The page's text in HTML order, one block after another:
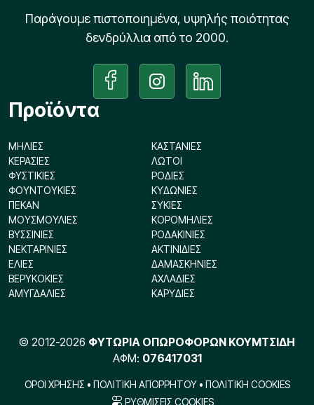
Παράγουμε πιστοποιημένα, υψηλής ποιότητας
δενδρύλλια από το 2000.
Προϊόντα
ΜΗΛΙΕΣ
ΚΑΣΤΑΝΙΕΣ
ΚΕΡΑΣΙΕΣ
ΛΩΤΟΙ
ΦΥΣΤΙΚΙΕΣ
ΡΟΔΙΕΣ
ΦΟΥΝΤΟΥΚΙΕΣ
ΚΥΔΩΝΙΕΣ
ΠΕΚΑΝ
ΣΥΚΙΕΣ
ΜΟΥΣΜΟΥΛΙΕΣ
ΚΟΡΟΜΗΛΙΕΣ
ΒΥΣΣΙΝΙΕΣ
ΡΟΔΑΚΙΝΙΕΣ
ΝΕΚΤΑΡΙΝΙΕΣ
ΑΚΤΙΝΙΔΙΕΣ
ΕΛΙΕΣ
ΔΑΜΑΣΚΗΝΙΕΣ
ΒΕΡΥΚΟΚΙΕΣ
ΑΧΛΑΔΙΕΣ
ΑΜΥΓΔΑΛΙΕΣ
ΚΑΡΥΔΙΕΣ
© 2012-2026 ΦΥΤΩΡΙΑ ΟΠΩΡΟΦΟΡΩΝ ΚΟΥΜΤΣΙΔΗ
ΑΦΜ: 076417031
ΟΡΟΙ ΧΡΗΣΗΣ • ΠΟΛΙΤΙΚΗ ΑΠΟΡΡΗΤΟΥ• ΠΟΛΙΤΙΚΗ COOKIES
ΡΥΘΜΙΣΕΙΣ COOKIES